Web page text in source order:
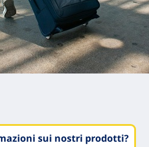
sui nostri prodotti?